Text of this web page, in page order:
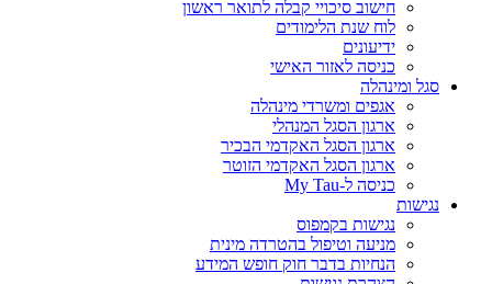
חישוב סיכויי קבלה לתואר ראשון
לוח שנת הלימודים
ידיעונים
כניסה לאזור האישי
סגל ומינהלה
אגפים ומשרדי מינהלה
ארגון הסגל המנהלי
ארגון הסגל האקדמי הבכיר
ארגון הסגל האקדמי הזוטר
כניסה ל-My Tau
נגישות
נגישות בקמפוס
מניעה וטיפול בהטרדה מינית
הנחיות בדבר חוק חופש המידע